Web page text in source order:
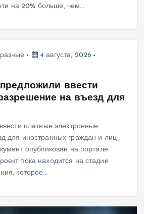
на 20% больше, чем…
4 августа, 2026
ввести
на въезд для
платные электронные
для иностранных граждан и лиц
опубликован на портале
пока находится на стадии
которое…